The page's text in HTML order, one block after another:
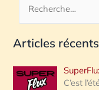
c
e
Articles récents
C’est